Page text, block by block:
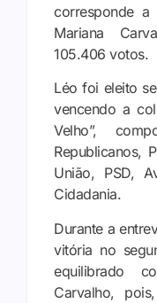
corresponde
Mariana
105.406 votos.
Léo foi eleito
vencendo a
Velho”,
Republicanos,
União, PSD,
Cidadania.
Durante a
vitória no
equilibrado
Carvalho,